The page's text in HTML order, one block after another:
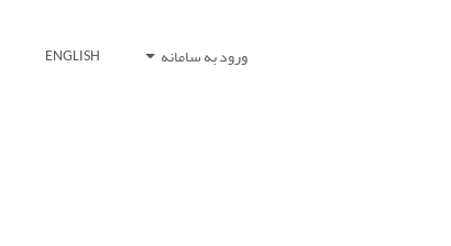
ورود به سامانه ENGLISH